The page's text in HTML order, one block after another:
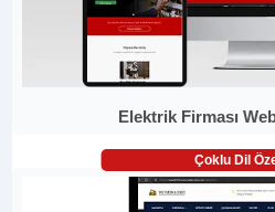
Elektrik Firması
Çoklu Dil